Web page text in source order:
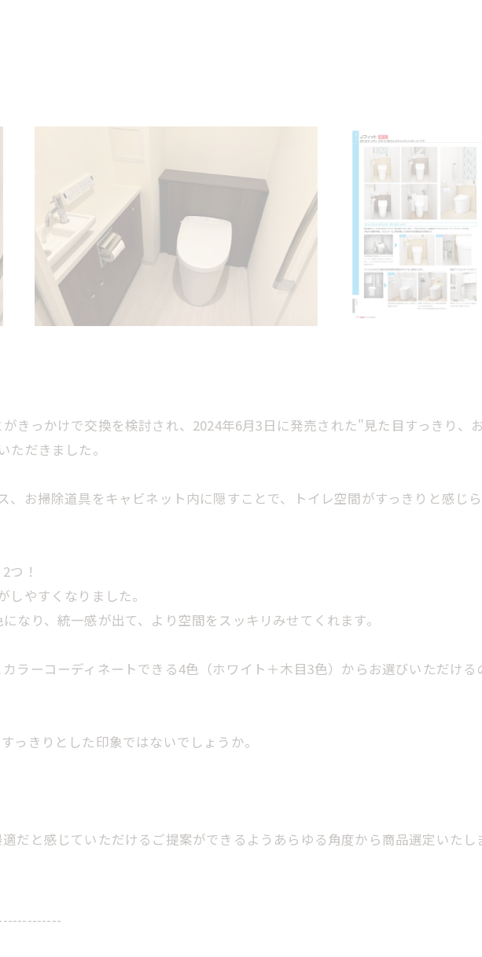
きっかけで交換を検討され、2024年6月3日に発売された"見た目すっきり、
だきました。
お掃除道具をキャビネット内に隠すことで、トイレ空間がすっきりと感じ
つ！
やすくなりました。
なり、統一感が出て、より空間をスッキリみせてくれます。
ラーコーディネートできる4色（ホワイト＋木目3色）からお選びいただける
っきりとした印象ではないでしょうか。
だと感じていただけるご提案ができるようあらゆる角度から商品選定いたし